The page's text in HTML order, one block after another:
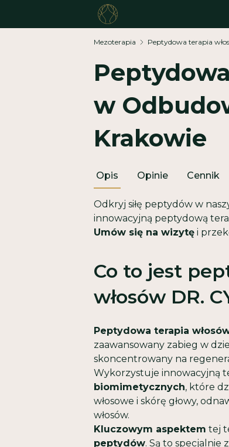
Mezoterapia Peptydowa terapia
w
Krakowie
Opis Opinie Cennik
Odkryj siłę peptydów w
innowacyjną peptydową
Umów się na wizytę i
Co to jest
włosów DR.
Peptydowa terapia
zaawansowany zabieg w
skoncentrowany na
Wykorzystuje innowacyjną
biomimetycznych, które
włosowe i skórę głowy,
włosów.
Kluczowym aspektem tej
peptydów. Są to specjalnie